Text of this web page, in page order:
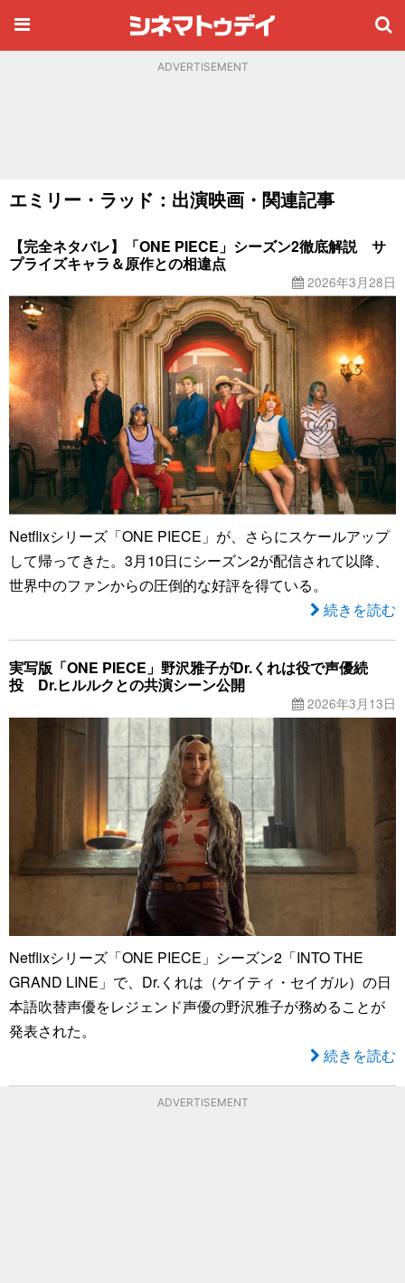
ADVERTISEMENT
エミリー・ラッド：出演映画・関連記事
【完全ネタバレ】「ONE PIECE」シーズン2徹底解説 サ
プライズキャラ＆原作との相違点
2026年3月28日
Netflixシリーズ「ONE PIECE」が、さらにスケールアップ
して帰ってきた。3月10日にシーズン2が配信されて以降、
世界中のファンからの圧倒的な好評を得ている。
続きを読む
実写版「ONE PIECE」野沢雅子がDr.くれは役で声優続
投 Dr.ヒルルクとの共演シーン公開
2026年3月13日
Netflixシリーズ「ONE PIECE」シーズン2「INTO THE
GRAND LINE」で、Dr.くれは（ケイティ・セイガル）の日
本語吹替声優をレジェンド声優の野沢雅子が務めることが
発表された。
続きを読む
ADVERTISEMENT